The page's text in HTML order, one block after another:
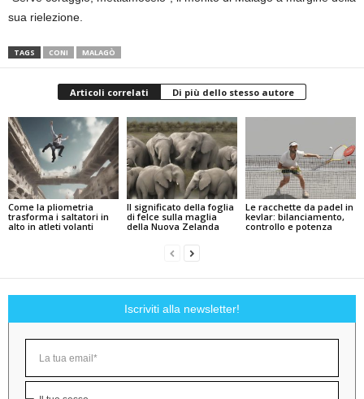
sua rielezione.
TAGS CONI MALAGÒ
Articoli correlati Di più dello stesso autore
Come la pliometria
trasforma i saltatori in
alto in atleti volanti
Il significato della foglia
di felce sulla maglia
della Nuova Zelanda
Le racchette da padel in
kevlar: bilanciamento,
controllo e potenza
Iscriviti alla newsletter!